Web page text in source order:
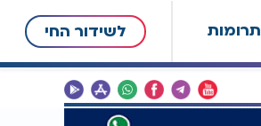
תרומות לשידור החי